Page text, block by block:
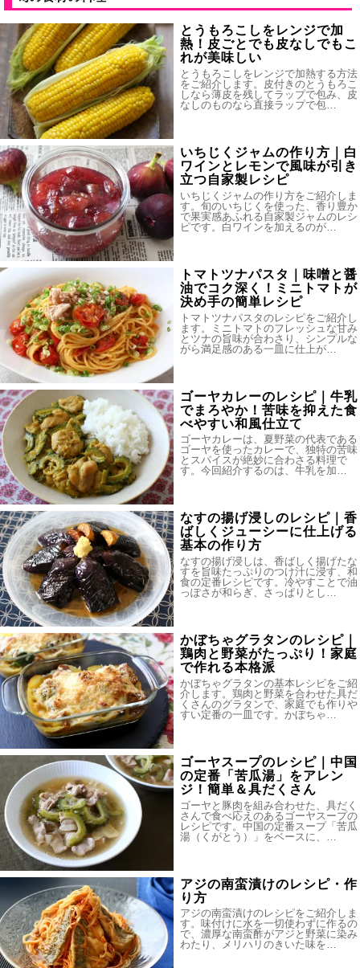
とうもろこしをレンジで加
熱！皮ごとでも皮なしでもこ
れが美味しい
とうもろこしをレンジで加熱する方法
をご紹介します。皮付きのとうもろこ
しなら薄皮を残してラップで包み、皮
なしのものなら直接ラップで包…
いちじくジャムの作り方｜白
ワインとレモンで風味が引き
立つ自家製レシピ
いちじくジャムの作り方をご紹介しま
す。旬のいちじくを使った、香り豊か
で果実感あふれる自家製ジャムのレシ
ピです。白ワインを加えるのが…
トマトツナパスタ｜味噌と醤
油でコク深く！ミニトマトが
決め手の簡単レシピ
トマトツナパスタのレシピをご紹介し
ます。ミニトマトのフレッシュな甘み
とツナの旨味が合わさり、シンプルな
がら満足感のある一皿に仕上が…
ゴーヤカレーのレシピ｜牛乳
でまろやか！苦味を抑えた食
べやすい和風仕立て
ゴーヤカレーは、夏野菜の代表である
ゴーヤを使ったカレーで、独特の苦味
とスパイスが絶妙に合わさる料理で
す。今回紹介するのは、牛乳を加…
なすの揚げ浸しのレシピ｜香
ばしくジューシーに仕上げる
基本の作り方
なすの揚げ浸しは、香ばしく揚げたな
すを旨味たっぷりのつけ汁に浸す、和
食の定番レシピです。冷やすことで油
っぽさが和らぎ、さっぱりとし…
かぼちゃグラタンのレシピ｜
鶏肉と野菜がたっぷり！家庭
で作れる本格派
かぼちゃグラタンの基本レシピをご紹
介します。鶏肉と野菜を合わせた具だ
くさんのグラタンで、家庭でも作りや
すい定番の一皿です。かぼちゃ…
ゴーヤスープのレシピ｜中国
の定番「苦瓜湯」をアレン
ジ！簡単＆具だくさん
ゴーヤと豚肉を組み合わせた、具だく
さんで食べ応えのあるゴーヤスープの
レシピです。中国の定番スープ「苦瓜
湯（くがとう）」をベースに、…
アジの南蛮漬けのレシピ・作
り方
アジの南蛮漬けのレシピをご紹介しま
す。味付けに水を一切使わずに作るの
で、濃厚な南蛮酢がアジと野菜に染み
わたり、メリハリのきいた味を…